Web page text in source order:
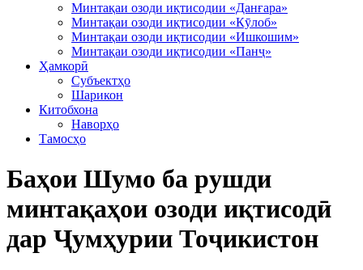
Минтақаи озоди иқтисодии «Данғара»
Минтақаи озоди иқтисодии «Кӯлоб»
Минтақаи озоди иқтисодии «Ишкошим»
Минтақаи озоди иқтисодии «Панҷ»
Ҳамкорӣ
Субъектҳо
Шарикон
Китобхона
Наворҳо
Тамосҳо
Баҳои Шумо ба рушди
минтақаҳои озоди иқтисодӣ
дар Ҷумҳурии Тоҷикистон